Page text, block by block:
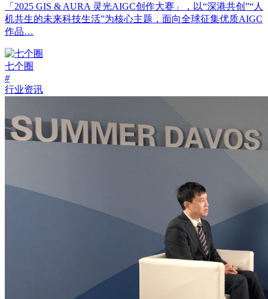
「2025 GIS & AURA 灵光AIGC创作大赛」，以“深港共创”“人
机共生的未来科技生活”为核心主题，面向全球征集优质AIGC
作品…
七个圈
#
行业资讯